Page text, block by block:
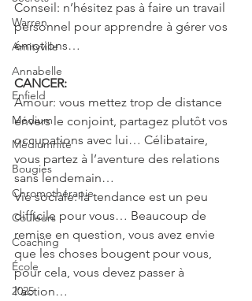
Warren
Amityville
Annabelle
Enfield
Médium
Médiumnité
Bougies
Chromothérapie
Couleurs
Coaching
École
2025
Conseil: n’hésitez pas à faire un travail
personnel pour apprendre à gérer vos
émotions…
CANCER:
Amour: vous mettez trop de distance
envers le conjoint, partagez plutôt vos
occupations avec lui… Célibataire,
vous partez à l’aventure des relations
sans lendemain…
Vie sociale: la tendance est un peu
difficile pour vous… Beaucoup de
remise en question, vous avez envie
que les choses bougent pour vous,
pour cela, vous devez passer à
l’action…